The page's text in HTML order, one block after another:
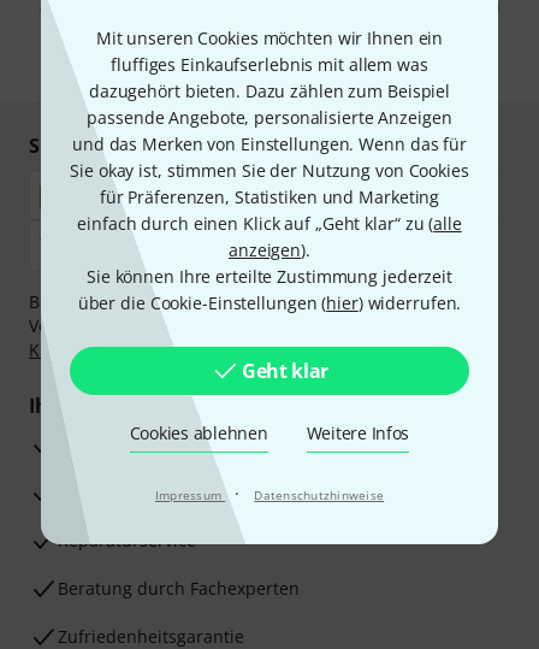
Mit unseren Cookies möchten wir Ihnen ein
fluffiges Einkaufserlebnis mit allem was
dazugehört bieten. Dazu zählen zum Beispiel
passende Angebote, personalisierte Anzeigen
und das Merken von Einstellungen. Wenn das für
Sie okay ist, stimmen Sie der Nutzung von Cookies
für Präferenzen, Statistiken und Marketing
einfach durch einen Klick auf „Geht klar“ zu (alle
anzeigen).
Sie können Ihre erteilte Zustimmung jederzeit
über die Cookie-Einstellungen (hier) widerrufen.
Geht klar
Cookies ablehnen Weitere Infos
Impressum · Datenschutzhinweise
Abmeldung ist jederzeit möglich. Weitere Informationen finden Sie in
* Pflichtfeld
Sicher einkaufen & bezahlen
Bezahlen Sie vertraulich und sicher per Nachnahme,
Vorkasse, PayPal, Amazon Pay,
Klarna Ratenzahlungoder Kreditkarte.
Ihre Vorteile
3 Jahre Thomann Garantie
30 Tage Money-Back-Garantie
Reparaturservice
Beratung durch Fachexperten
Zufriedenheitsgarantie